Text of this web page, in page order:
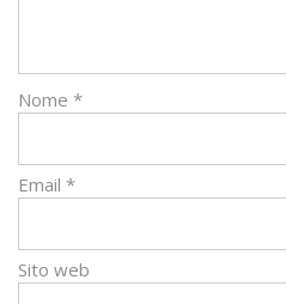
Nome *
Email *
Sito web